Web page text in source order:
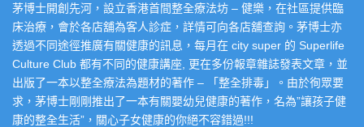
茅博士開創先河，設立香港首間整全療法坊 – 健樂，在社區提供臨
床治療，會於各店舖為客人診症，詳情可向各店舖查詢。茅博士亦
透過不同途徑推廣有關健康的訊息，每月在 city super 的 Superlife
Culture Club 都有不同的健康講座, 更在多份報章雜誌發表文章，並
出版了一本以整全療法為題材的著作 – 「整全排毒」。由於徇眾要
求，茅博士剛剛推出了一本有關嬰幼兒健康的著作，名為”讓孩子健
康的整全生活”，關心子女健康的你絕不容錯過!!!